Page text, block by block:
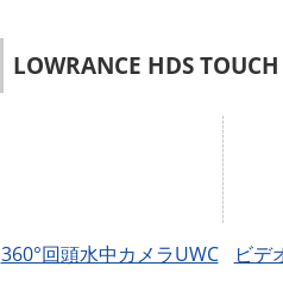
LOWRANCE HDS TOUCH
360°回頭水中カメラUWC
ビデ